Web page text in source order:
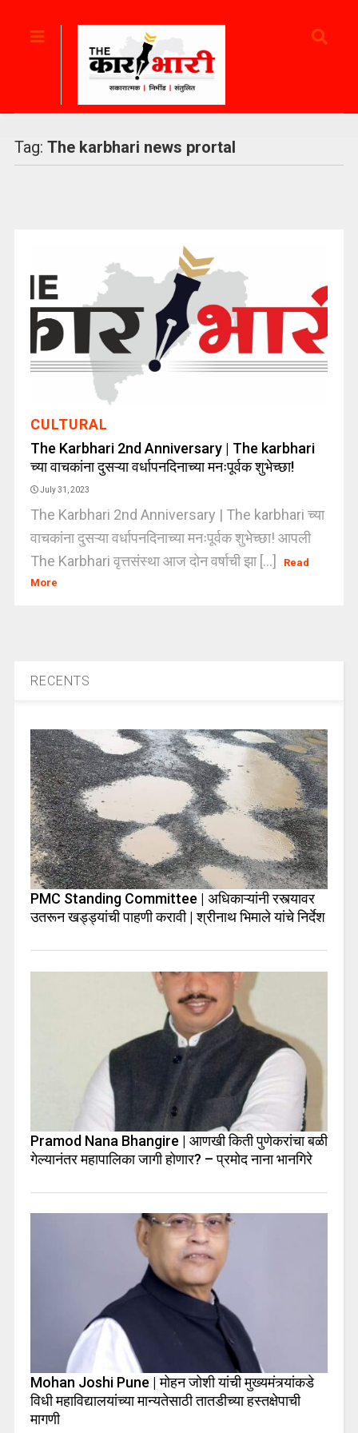
Tag: The karbhari news prortal
CULTURAL
The Karbhari 2nd Anniversary | The karbhari
च्या वाचकांना दुसऱ्या वर्धापनदिनाच्या मनःपूर्वक शुभेच्छा!
July 31, 2023
The Karbhari 2nd Anniversary | The karbhari च्या
वाचकांना दुसऱ्या वर्धापनदिनाच्या मनःपूर्वक शुभेच्छा! आपली
The Karbhari वृत्तसंस्था आज दोन वर्षाची झा [...]
Read
More
RECENTS
PMC Standing Committee | अधिकाऱ्यांनी रस्त्यावर
उतरून खड्ड्यांची पाहणी करावी | श्रीनाथ भिमाले यांचे निर्देश
Pramod Nana Bhangire | आणखी किती पुणेकरांचा बळी
गेल्यानंतर महापालिका जागी होणार? – प्रमोद नाना भानगिरे
Mohan Joshi Pune | मोहन जोशी यांची मुख्यमंत्र्यांकडे
विधी महाविद्यालयांच्या मान्यतेसाठी तातडीच्या हस्तक्षेपाची
मागणी